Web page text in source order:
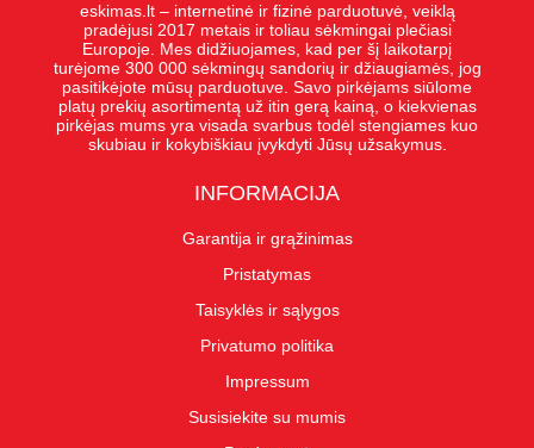
eskimas.lt – internetinė ir fizinė parduotuvė, veiklą
pradėjusi 2017 metais ir toliau sėkmingai plečiasi
Europoje. Mes didžiuojames, kad per šį laikotarpį
turėjome 300 000 sėkmingų sandorių ir džiaugiamės, jog
pasitikėjote mūsų parduotuve. Savo pirkėjams siūlome
platų prekių asortimentą už itin gerą kainą, o kiekvienas
pirkėjas mums yra visada svarbus todėl stengiames kuo
skubiau ir kokybiškiau įvykdyti Jūsų užsakymus.
INFORMACIJA
Garantija ir grąžinimas
Pristatymas
Taisyklės ir sąlygos
Privatumo politika
Impressum
Susisiekite su mumis